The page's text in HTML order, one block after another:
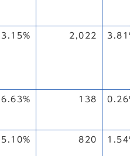
3.15% 2,022 3.81%
6.63% 138 0.26%
5.10% 820 1.54%